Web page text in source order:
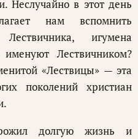
Неслучайно в этот день
нам вспомнить
игумена
Лествичником?
«Лествицы» — эта
поколений христиан
долгую жизнь и